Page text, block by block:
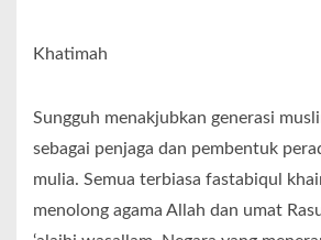
Khatimah
Sungguh menakjubkan generasi
sebagai penjaga dan pembentuk
mulia. Semua terbiasa fastabiqul
menolong agama Allah dan umat